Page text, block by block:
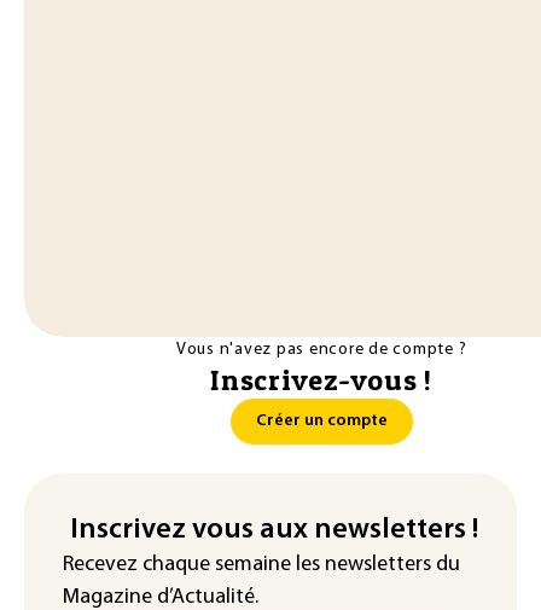
Vous n'avez pas encore de compte ?
Inscrivez-vous !
Créer un compte
Inscrivez vous aux newsletters !
Recevez chaque semaine les newsletters du
Magazine d’Actualité.